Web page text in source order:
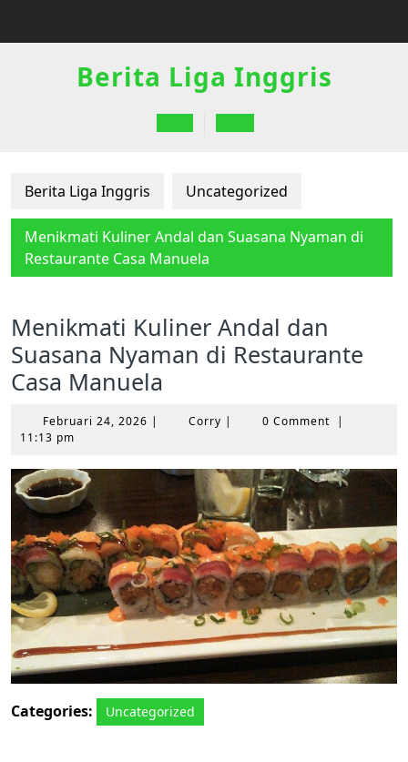
Berita Liga Inggris
Open
Berita Liga Inggris Uncategorized
Menikmati Kuliner Andal dan Suasana Nyaman di
Restaurante Casa Manuela
Menikmati Kuliner Andal dan
Suasana Nyaman di Restaurante
Casa Manuela
Februari 24, 2026 Februari
| Corry Corry
| 0 Comment
|
11:13 pm
Categories: Uncategorized